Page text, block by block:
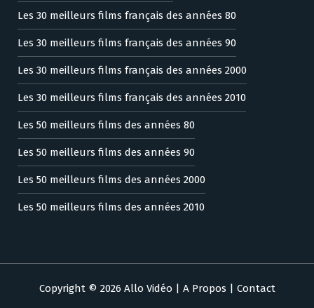
Les 30 meilleurs films français des années 80
Les 30 meilleurs films français des années 90
Les 30 meilleurs films français des années 2000
Les 30 meilleurs films français des années 2010
Les 50 meilleurs films des années 80
Les 50 meilleurs films des années 90
Les 50 meilleurs films des années 2000
Les 50 meilleurs films des années 2010
Copyright © 2026 Allo Vidéo | A Propos | Contact